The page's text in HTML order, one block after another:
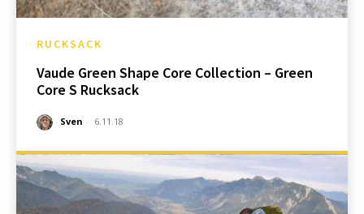
RUCKSACK
Vaude Green Shape Core Collection – Green
Core S Rucksack
Sven - 6.11.18